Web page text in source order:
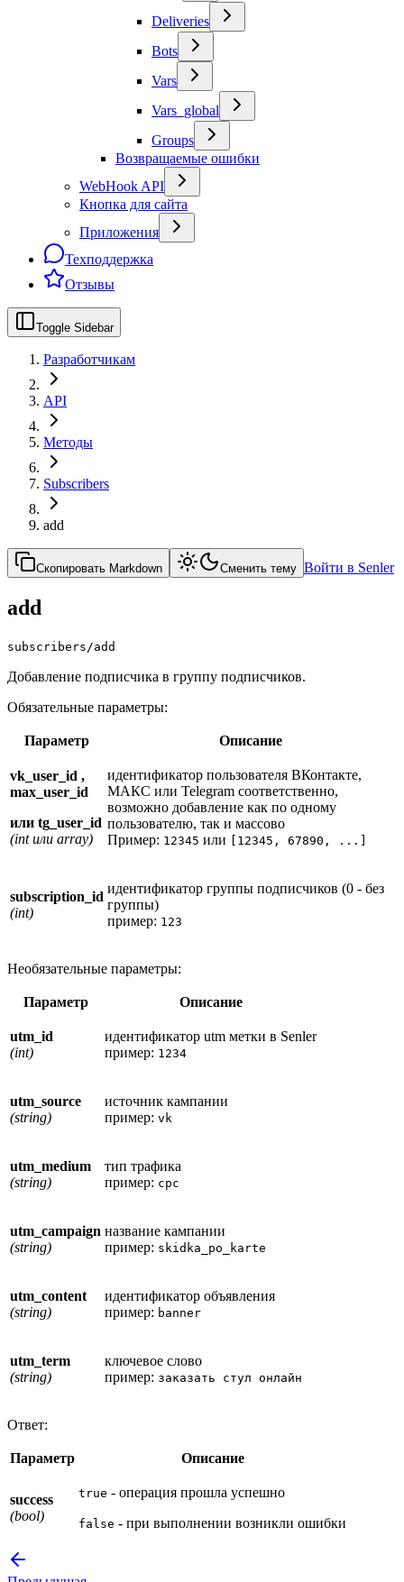
Deliveries
Bots
Vars
Vars_global
Groups
Возвращаемые ошибки
WebHook API
Кнопка для сайта
Приложения
Техподдержка
Отзывы
Toggle Sidebar
Разработчикам
API
Методы
Subscribers
add
Скопировать Markdown Сменить тему Войти в Senler
add
subscribers/add
Добавление подписчика в группу подписчиков.
Обязательные параметры:
Параметр Описание
vk_user_id ,
max_user_id
или tg_user_id
(int или array)
идентификатор пользователя ВКонтакте,
МАКС или Telegram соответственно,
возможно добавление как по одному
пользователю, так и массово
Пример: 12345 или [12345, 67890, ...]
subscription_id
(int)
идентификатор группы подписчиков (0 - без
группы)
пример: 123
Необязательные параметры:
Параметр Описание
utm_id
(int)
идентификатор utm метки в Senler
пример: 1234
utm_source
(string)
источник кампании
пример: vk
utm_medium
(string)
тип трафика
пример: cpc
utm_campaign
(string)
название кампании
пример: skidka_po_karte
utm_content
(string)
идентификатор объявления
пример: banner
utm_term
(string)
ключевое слово
пример: заказать стул онлайн
Ответ:
Параметр Описание
success
(bool)
true - операция прошла успешно
false - при выполнении возникли ошибки